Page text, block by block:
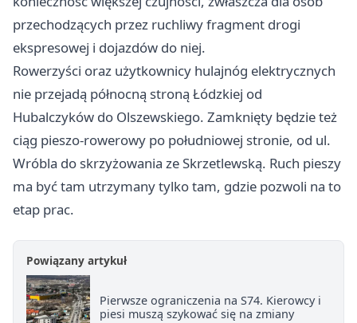
przechodzących przez ruchliwy fragment drogi
ekspresowej i dojazdów do niej.
Rowerzyści oraz użytkownicy hulajnóg elektrycznych
nie przejadą północną stroną Łódzkiej od
Hubalczyków do Olszewskiego. Zamknięty będzie też
ciąg pieszo-rowerowy po południowej stronie, od ul.
Wróbla do skrzyżowania ze Skrzetlewską. Ruch pieszy
ma być tam utrzymany tylko tam, gdzie pozwoli na to
etap prac.
Powiązany artykuł
Pierwsze ograniczenia na S74. Kierowcy i
piesi muszą szykować się na zmiany